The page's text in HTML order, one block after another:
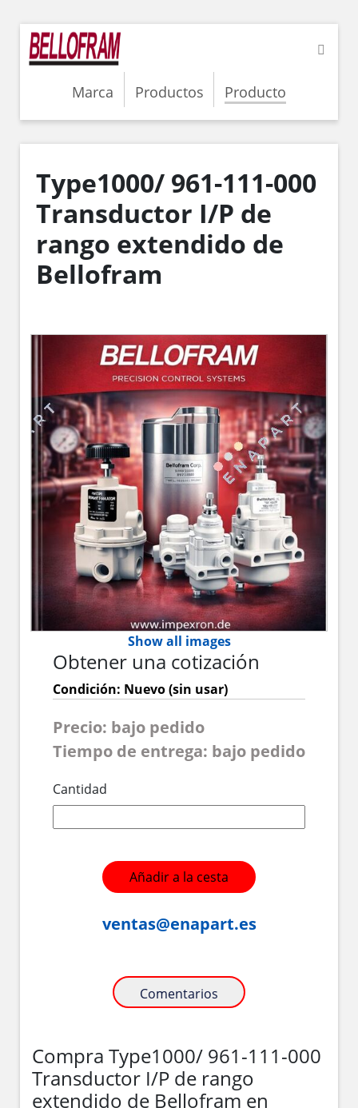
Marca Productos Producto
Type1000/ 961-111-000
Transductor I/P de
rango extendido de
Bellofram
Show all images
Obtener una cotización
Condición: Nuevo (sin usar)
Precio: bajo pedido
Tiempo de entrega: bajo pedido
Cantidad
Añadir a la cesta
ventas@enapart.es
Comentarios
Compra Type1000/ 961-111-000
Transductor I/P de rango
extendido de Bellofram en